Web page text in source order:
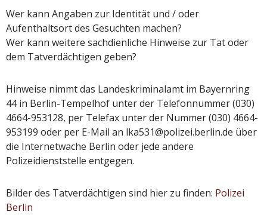
Wer kann Angaben zur Identität und / oder
Aufenthaltsort des Gesuchten machen?
Wer kann weitere sachdienliche Hinweise zur Tat oder
dem Tatverdächtigen geben?
Hinweise nimmt das Landeskriminalamt im Bayernring
44 in Berlin-Tempelhof unter der Telefonnummer (030)
4664-953128, per Telefax unter der Nummer (030) 4664-
953199 oder per E-Mail an lka531@polizei.berlin.de über
die Internetwache Berlin oder jede andere
Polizeidienststelle entgegen.
Bilder des Tatverdächtigen sind hier zu finden: Polizei
Berlin